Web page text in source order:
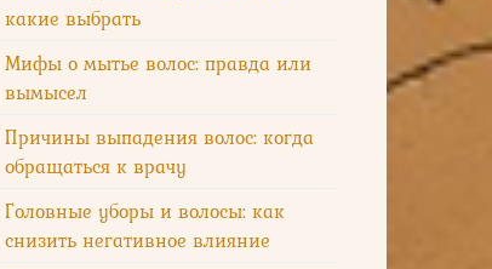
какие выбрать
Мифы о мытье волос: правда или
вымысел
Причины выпадения волос: когда
обращаться к врачу
Головные уборы и волосы: как
снизить негативное влияние